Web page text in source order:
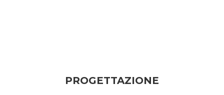
PROGETTAZIONE